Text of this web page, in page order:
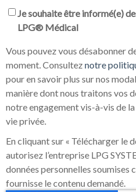
Je souhaite être informé(e)
LPG® Médical
Vous pouvez vous désabonner
moment. Consulteznotre
pour en savoir plus sur nos
manière dont nous traitons vos
notre engagement vis-à-vis de
vie privée.
En cliquant sur « Télécharger le
autorisez l’entreprise LPG
données personnelles soumises
fournisse le contenu demandé.